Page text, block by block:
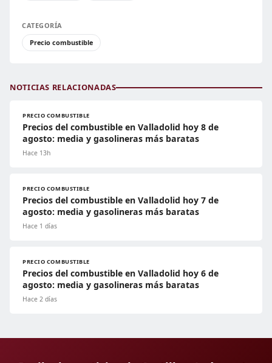
CATEGORÍA
Precio combustible
NOTICIAS RELACIONADAS
PRECIO COMBUSTIBLE
Precios del combustible en Valladolid hoy 8 de
agosto: media y gasolineras más baratas
Hace 13h
PRECIO COMBUSTIBLE
Precios del combustible en Valladolid hoy 7 de
agosto: media y gasolineras más baratas
Hace 1 días
PRECIO COMBUSTIBLE
Precios del combustible en Valladolid hoy 6 de
agosto: media y gasolineras más baratas
Hace 2 días